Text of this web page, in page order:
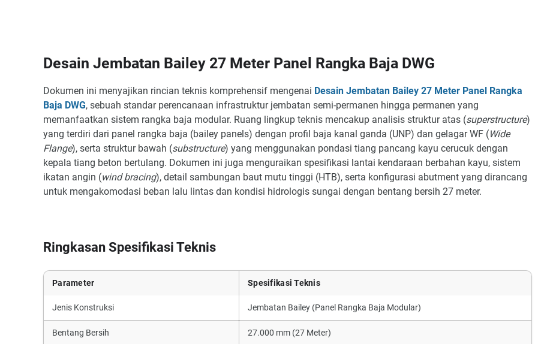
Desain Jembatan Bailey 27 Meter Panel Rangka Baja DWG
Dokumen ini menyajikan rincian teknis komprehensif mengenai Desain Jembatan Bailey 27 Meter Panel Rangka
Baja DWG, sebuah standar perencanaan infrastruktur jembatan semi-permanen hingga permanen yang
memanfaatkan sistem rangka baja modular. Ruang lingkup teknis mencakup analisis struktur atas (superstructure)
yang terdiri dari panel rangka baja (bailey panels) dengan profil baja kanal ganda (UNP) dan gelagar WF (Wide
Flange), serta struktur bawah (substructure) yang menggunakan pondasi tiang pancang kayu cerucuk dengan
kepala tiang beton bertulang. Dokumen ini juga menguraikan spesifikasi lantai kendaraan berbahan kayu, sistem
ikatan angin (wind bracing), detail sambungan baut mutu tinggi (HTB), serta konfigurasi abutment yang dirancang
untuk mengakomodasi beban lalu lintas dan kondisi hidrologis sungai dengan bentang bersih 27 meter.
Ringkasan Spesifikasi Teknis
Parameter Spesifikasi Teknis
Jenis Konstruksi Jembatan Bailey (Panel Rangka Baja Modular)
Bentang Bersih 27.000 mm (27 Meter)